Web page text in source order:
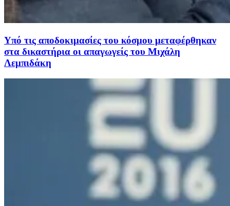
Υπό τις αποδοκιμασίες του κόσμου μεταφέρθηκαν
στα δικαστήρια οι απαγωγείς του Μιχάλη
Λεμπιδάκη